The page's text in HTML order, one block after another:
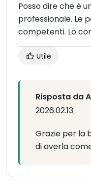
Posso dire che è
professionale. Le
competenti. Lo
Utile
Risposta da
2026.02.13
Grazie per la
di averla